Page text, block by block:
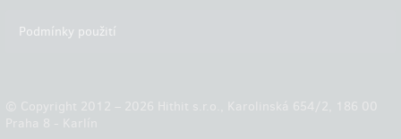
Podmínky použití